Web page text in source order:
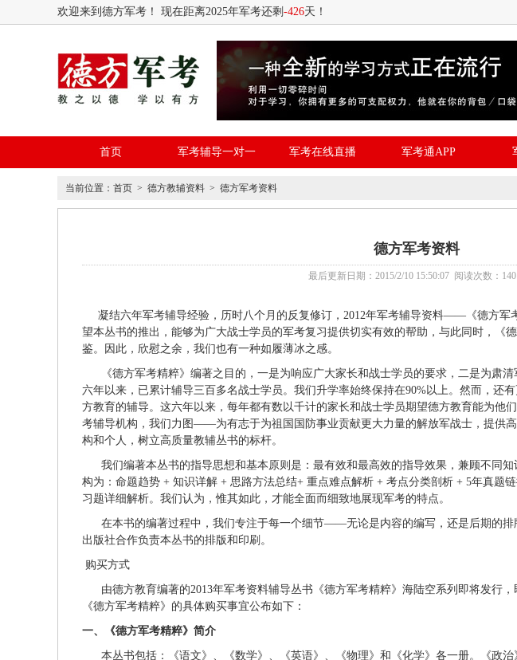
欢迎来到德方军考！ 现在距离2025年军考还剩 -426天！
首页 军考辅导一对一 军考在线直播 军考通APP
当前位置： 首页 > 德方教辅资料 > 德方军考资料
德方军考资料
最后更新日期：2015/2/10 15:50:07 阅读次数：
凝结六年军考辅导经验，历时八个月的反复修订，2012年军考辅导资料——《德方军
望本丛书的推出，能够为广大战士学员的军考复习提供切实有效的帮助，与此同时，《
鉴。因此，欣慰之余，我们也有一种如履薄冰之感。
《德方军考精粹》编著之目的，一是为响应广大家长和战士学员的要求，二是为肃清
六年以来，已累计辅导三百多名战士学员。我们升学率始终保持在90%以上。然而，还
方教育的辅导。这六年以来，每年都有数以千计的家长和战士学员期望德方教育能为他
考辅导机构，我们力图——为有志于为祖国国防事业贡献更大力量的解放军战士，提供
构和个人，树立高质量教辅丛书的标杆。
我们编著本丛书的指导思想和基本原则是：最有效和最高效的指导效果，兼顾不同知
构为：命题趋势 + 知识详解 + 思路方法总结+ 重点难点解析 + 考点分类剖析 + 5年真题
习题详细解析。我们认为，惟其如此，才能全面而细致地展现军考的特点。
在本书的编著过程中，我们专注于每一个细节——无论是内容的编写，还是后期的排
出版社合作负责本丛书的排版和印刷。
购买方式
由德方教育编著的2013年军考资料辅导丛书《德方军考精粹》海陆空系列即将发行
《德方军考精粹》的具体购买事宜公布如下：
一、《德方军考精粹》简介
本丛书包括：《语文》、《数学》、《英语》、《物理》和《化学》各一册。《政治